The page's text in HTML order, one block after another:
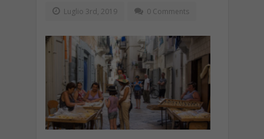
Luglio 3rd, 2019 0 Comments